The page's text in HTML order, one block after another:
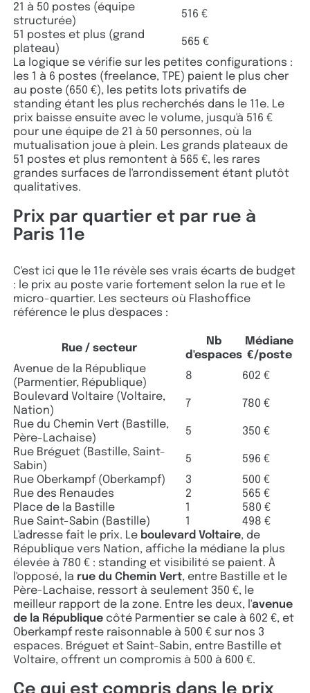
21 à 50 postes (équipe
structurée)
516 €
51 postes et plus (grand
plateau)
565 €
La logique se vérifie sur les petites configurations :
les 1 à 6 postes (freelance, TPE) paient le plus cher
au poste (650 €), les petits lots privatifs de
standing étant les plus recherchés dans le 11e. Le
prix baisse ensuite avec le volume, jusqu'à 516 €
pour une équipe de 21 à 50 personnes, où la
mutualisation joue à plein. Les grands plateaux de
51 postes et plus remontent à 565 €, les rares
grandes surfaces de l'arrondissement étant plutôt
qualitatives.
Prix par quartier et par rue à
Paris 11e
C'est ici que le 11e révèle ses vrais écarts de budget
: le prix au poste varie fortement selon la rue et le
micro-quartier. Les secteurs où Flashoffice
référence le plus d'espaces :
Rue / secteur
Nb
d'espaces
Médiane
€/poste
Avenue de la République
(Parmentier, République)
8
602 €
Boulevard Voltaire (Voltaire,
Nation)
7
780 €
Rue du Chemin Vert (Bastille,
Père-Lachaise)
5
350 €
Rue Bréguet (Bastille, Saint-
Sabin)
5
596 €
Rue Oberkampf (Oberkampf)
3
500 €
Rue des Renaudes
2
565 €
Place de la Bastille
1
580 €
Rue Saint-Sabin (Bastille)
1
498 €
L'adresse fait le prix. Le boulevard Voltaire, de
République vers Nation, affiche la médiane la plus
élevée à 780 € : standing et visibilité se paient. À
l'opposé, la rue du Chemin Vert, entre Bastille et le
Père-Lachaise, ressort à seulement 350 €, le
meilleur rapport de la zone. Entre les deux, l'avenue
de la République côté Parmentier se cale à 602 €, et
Oberkampf reste raisonnable à 500 € sur nos 3
espaces. Bréguet et Saint-Sabin, entre Bastille et
Voltaire, offrent un compromis à 500 à 600 €.